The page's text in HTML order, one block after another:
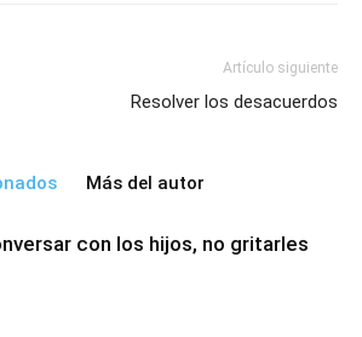
Artículo siguiente
Resolver los desacuerdos
Más del autor
con los hijos, no gritarles